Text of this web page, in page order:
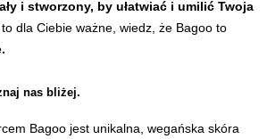
i stworzony, by ułatwiać i umilić Twoja
to dla Ciebie ważne, wiedz, że Bagoo to
nas bliżej.
Bagoo jest unikalna, wegańska skóra